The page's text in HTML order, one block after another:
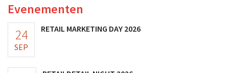
Evenementen
24
SEP
RETAIL MARKETING DAY 2026